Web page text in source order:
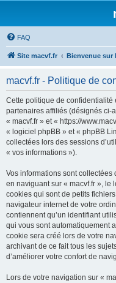
FAQ
Site macvf.fr Bienvenue sur
macvf.fr - Politique de
Cette politique de confidentialité
partenaires affiliés (désignés ci-
« macvf.fr » et « https://
« logiciel phpBB » et « phpBB
collectées lors des sessions
« vos informations »).
Vos informations sont
en naviguant sur « macvf.fr », le
cookies qui sont de petits
navigateur internet de votre
contiennent qu’un identifiant
qui vous sont automatiquement
cookie sera créé lors de votre
archivant de ce fait tous les
d’améliorer votre confort de
Lors de votre navigation sur «